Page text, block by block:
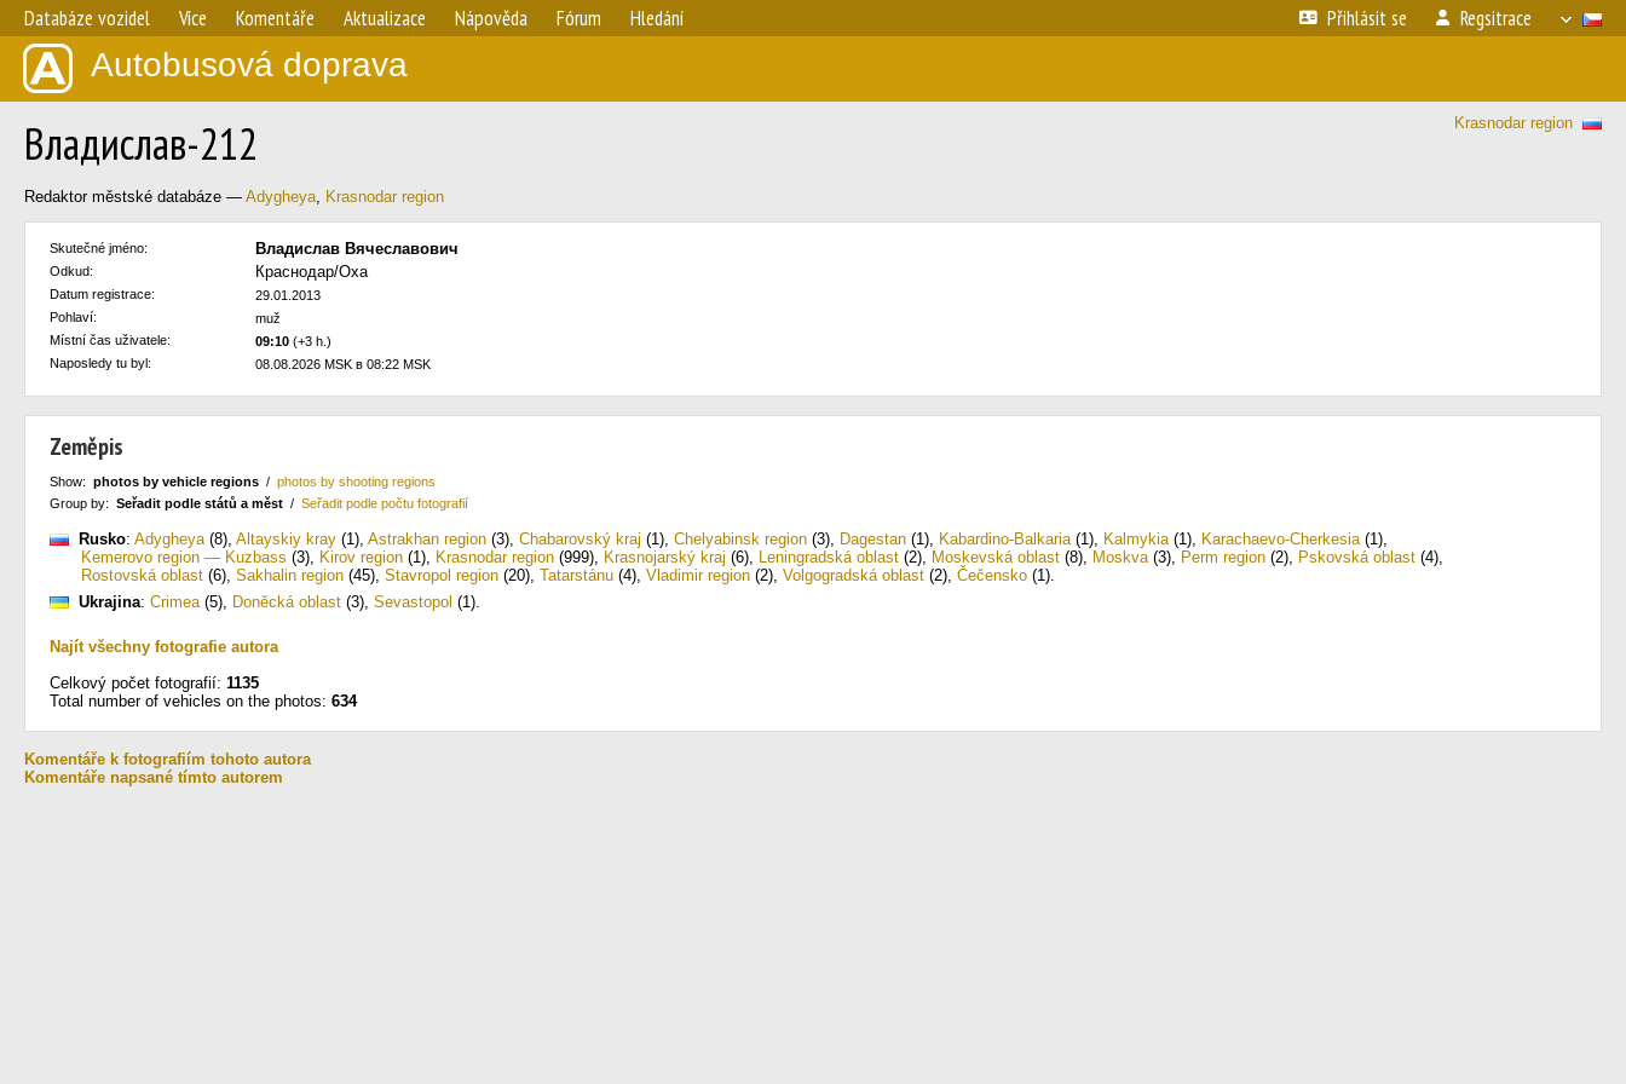
Databáze vozidel Více Komentáře Aktualizace Nápověda Fórum Hledání Přihlásit se Regsitrace
Autobusová doprava
Krasnodar region
Владислав-212
Redaktor městské databáze — Adygheya, Krasnodar region
Skutečné jméno: Владислав Вячеславович
Odkud: Краснодар/Оха
Datum registrace:
29.01.2013
Pohlaví:
muž
Místní čas uživatele:
09:10 (+3 h.)
Naposledy tu byl:
08.08.2026 MSK в 08:22 MSK
Zeměpis
Show: photos by vehicle regions / photos by shooting regions
Group by: Seřadit podle států a měst / Seřadit podle počtu fotografií
Rusko: Adygheya(8), Altayskiy kray (1), Astrakhan region (3), Chabarovský kraj (1), Chelyabinsk region (3), Dagestan (1), Kabardino-Balkaria(1), Kalmykia(1), Karachaevo-Cherkesia(1),
Kemerovo region — Kuzbass (3), Kirov region (1), Krasnodar region (999), Krasnojarský kraj (6), Leningradská oblast (2), Moskevská oblast (8), Moskva(3), Perm region (2), Pskovská oblast (4),
Rostovská oblast (6), Sakhalin region (45), Stavropol region (20), Tatarstánu (4), Vladimir region (2), Volgogradská oblast (2), Čečensko (1).
Ukrajina: Crimea(5), Doněcká oblast (3), Sevastopol (1).
Najít všechny fotografie autora
Celkový počet fotografií: 1135
Total number of vehicles on the photos: 634
Komentáře k fotografiím tohoto autora
Komentáře napsané tímto autorem